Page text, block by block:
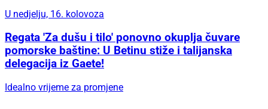
U nedjelju, 16. kolovoza
Regata 'Za dušu i tilo' ponovno okuplja čuvare
pomorske baštine: U Betinu stiže i talijanska
delegacija iz Gaete!
Idealno vrijeme za promjene